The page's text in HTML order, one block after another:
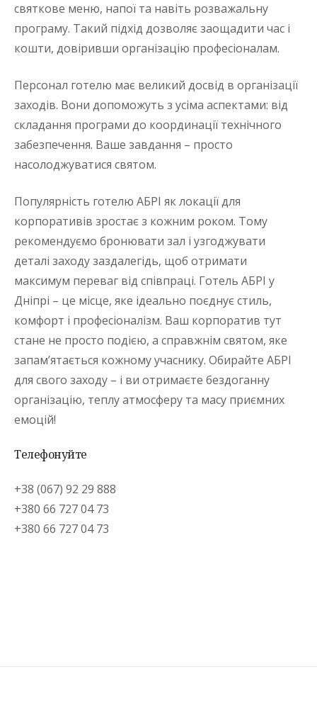
святкове меню, напої та навіть розважальну
програму. Такий підхід дозволяє заощадити час і
кошти, довіривши організацію професіоналам.
Персонал готелю має великий досвід в організації
заходів. Вони допоможуть з усіма аспектами: від
складання програми до координації технічного
забезпечення. Ваше завдання – просто
насолоджуватися святом.
Популярність готелю АБРІ як локації для
корпоративів зростає з кожним роком. Тому
рекомендуємо бронювати зал і узгоджувати
деталі заходу заздалегідь, щоб отримати
максимум переваг від співпраці. Готель АБРІ у
Дніпрі – це місце, яке ідеально поєднує стиль,
комфорт і професіоналізм. Ваш корпоратив тут
стане не просто подією, а справжнім святом, яке
запам’ятається кожному учаснику. Обирайте АБРІ
для свого заходу – і ви отримаєте бездоганну
організацію, теплу атмосферу та масу приємних
емоцій!
Телефонуйте
+38 (067) 92 29 888
+380 66 727 04 73
+380 66 727 04 73